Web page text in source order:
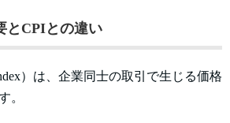
とCPIとの違い
）は、企業同士の取引で生じる価格
。